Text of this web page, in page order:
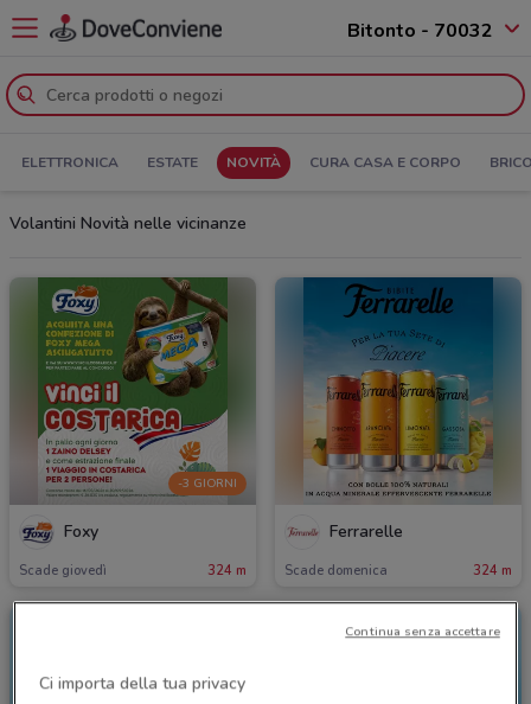
Bitonto - 70032
ELETTRONICA ESTATE NOVITÀ CURA CASA E CORPO
Volantini Novità nelle vicinanze
-3 GIORNI
Foxy
Scade giovedì 324 m
Ferrarelle
Scade domenica 324 m
Ci importa della tua privacy
Continua senza accettare